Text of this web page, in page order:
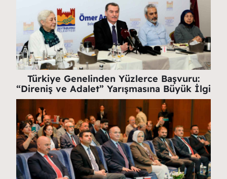
Türkiye Genelinden Yüzlerce Başvuru:
“Direniş ve Adalet” Yarışmasına Büyük İlgi